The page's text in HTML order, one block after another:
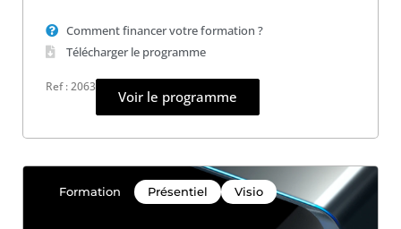
Comment financer votre formation ?
Télécharger le programme
Ref : 2063
Voir le programme
Formation Présentiel Visio